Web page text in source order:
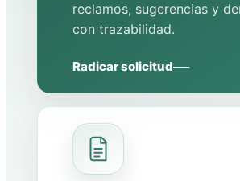
reclamos, sugerencias y
con trazabilidad.
Radicar solicitud